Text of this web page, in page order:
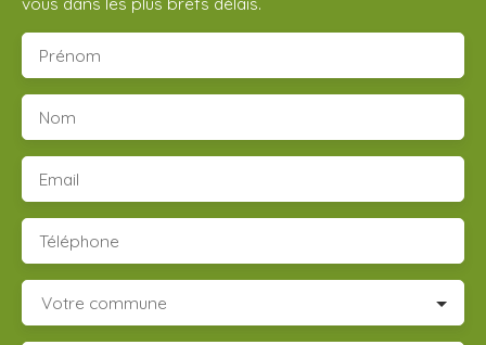
Prénom
Nom
Email
Téléphone
Votre commune